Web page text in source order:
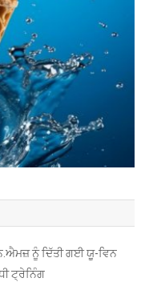
ਨੂੰ ਦਿੱਤੀ ਗਈ ਯੂ-ਵਿਨ
ਟ੍ਰੇਨਿੰਗ